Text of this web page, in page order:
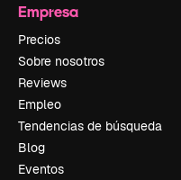
Empresa
Precios
Sobre nosotros
Reviews
Empleo
Tendencias de búsqueda
Blog
Eventos